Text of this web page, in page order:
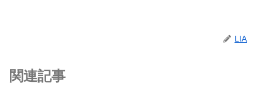
LIA
関連記事